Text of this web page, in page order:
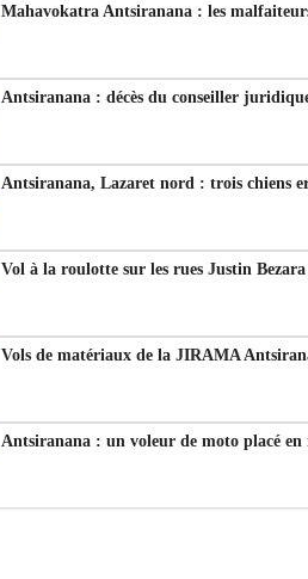
Mahavokatra Antsiranana : les
Antsiranana : décès du conseiller
Antsiranana, Lazaret nord : trois chiens
Vol à la roulotte sur les rues Justin
Vols de matériaux de la JIRAMA
Antsiranana : un voleur de moto placé en